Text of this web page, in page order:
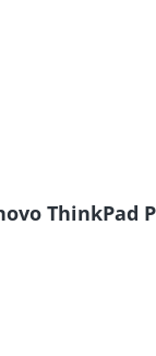
ThinkPad